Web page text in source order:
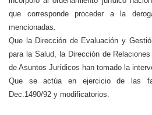
que corresponde proceder a la
mencionadas.
Que la Dirección de Evaluación y
para la Salud, la Dirección de
de Asuntos Jurídicos han tomado la
Que se actúa en ejercicio de las
Dec.1490/92 y modificatorios.